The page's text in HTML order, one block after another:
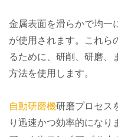
金属表面を滑らかで均一
が使用されます。これら
るために、研削、研磨、
方法を使用します。
自動研磨機研磨プロセス
り迅速かつ効率的になり